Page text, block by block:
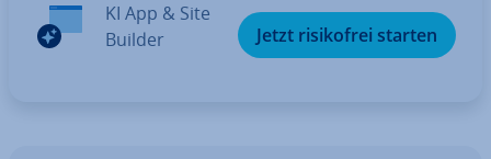
KI App & Site
Builder
Jetzt ri­si­ko­frei starten